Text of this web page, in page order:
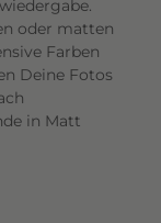
oder matten
Farben
Deine Fotos
in Matt